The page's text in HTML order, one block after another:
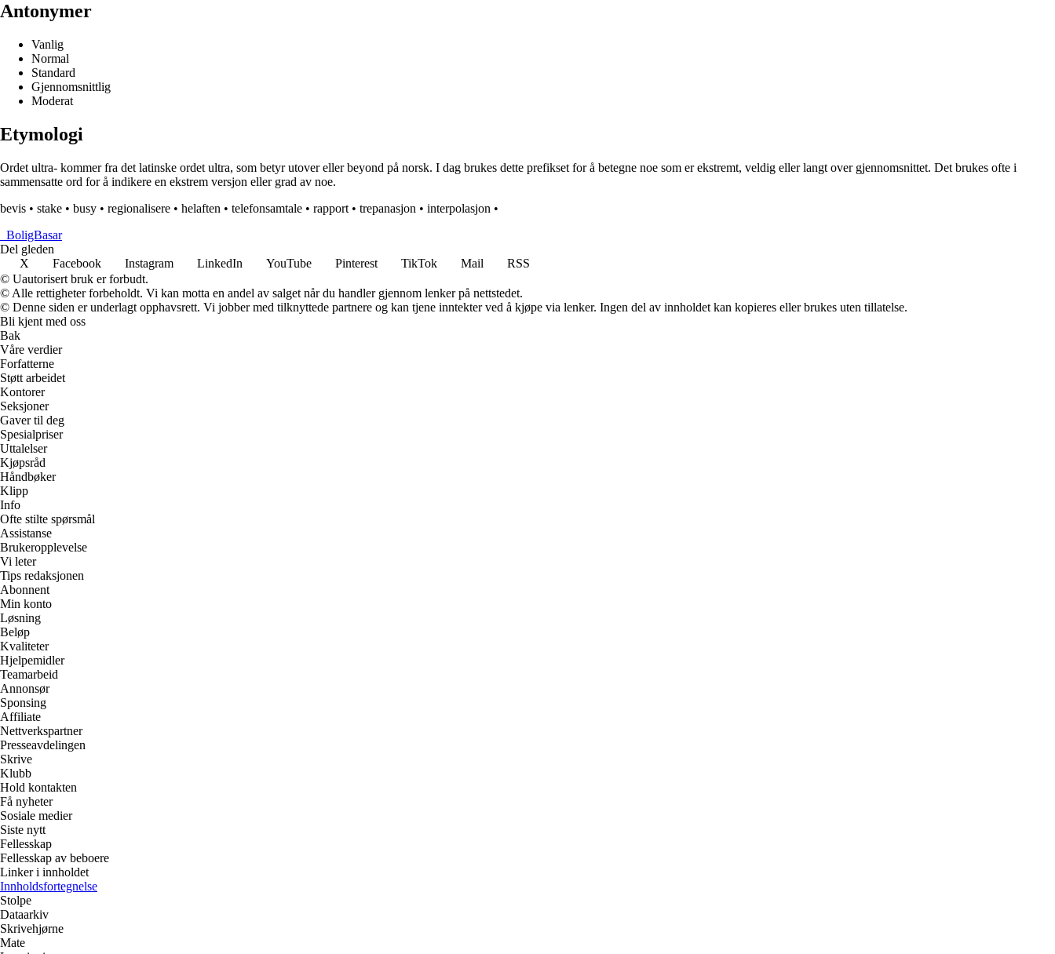
Antonymer
Vanlig
Normal
Standard
Gjennomsnittlig
Moderat
Etymologi
Ordet ultra- kommer fra det latinske ordet ultra, som betyr utover eller beyond på norsk. I dag brukes dette prefikset for å betegne noe som er ekstremt, veldig eller langt over gjennomsnittet. Det brukes ofte i
sammensatte ord for å indikere en ekstrem versjon eller grad av noe.
bevis • stake • busy • regionalisere • helaften • telefonsamtale • rapport • trepanasjon • interpolasjon •
BoligBasar
Del gleden
X
Facebook Instagram LinkedIn YouTube Pinterest TikTok Mail
RSS
© Uautorisert bruk er forbudt.
© Alle rettigheter forbeholdt. Vi kan motta en andel av salget når du handler gjennom lenker på nettstedet.
© Denne siden er underlagt opphavsrett. Vi jobber med tilknyttede partnere og kan tjene inntekter ved å kjøpe via lenker. Ingen del av innholdet kan kopieres eller brukes uten tillatelse.
Bli kjent med oss
Bak
Våre verdier
Forfatterne
Støtt arbeidet
Kontorer
Seksjoner
Gaver til deg
Spesialpriser
Uttalelser
Kjøpsråd
Håndbøker
Klipp
Info
Ofte stilte spørsmål
Assistanse
Brukeropplevelse
Vi leter
Tips redaksjonen
Abonnent
Min konto
Løsning
Beløp
Kvaliteter
Hjelpemidler
Teamarbeid
Annonsør
Sponsing
Affiliate
Nettverkspartner
Presseavdelingen
Skrive
Klubb
Hold kontakten
Få nyheter
Sosiale medier
Siste nytt
Fellesskap
Fellesskap av beboere
Linker i innholdet
Innholdsfortegnelse
Stolpe
Dataarkiv
Skrivehjørne
Mate